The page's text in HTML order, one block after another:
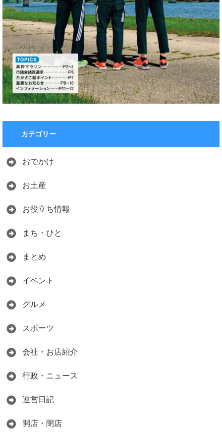
カテゴリー
おでかけ
お土産
お役立ち情報
まち・ひと
まとめ
イベント
グルメ
スポーツ
会社・お店紹介
行政・ニュース
運営日記
開店・閉店